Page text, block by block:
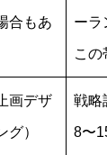
合もあ ーラ
この
画デザ
グ）
戦略
8〜